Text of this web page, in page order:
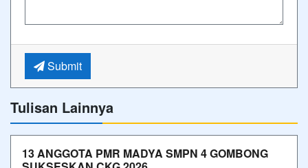
Submit
Tulisan Lainnya
13 ANGGOTA PMR MADYA SMPN 4 GOMBONG